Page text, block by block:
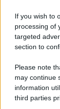
If you wish to
processing of
targeted
section to
Please note
may continue
information
third parties